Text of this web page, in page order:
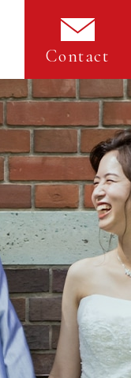
Contact